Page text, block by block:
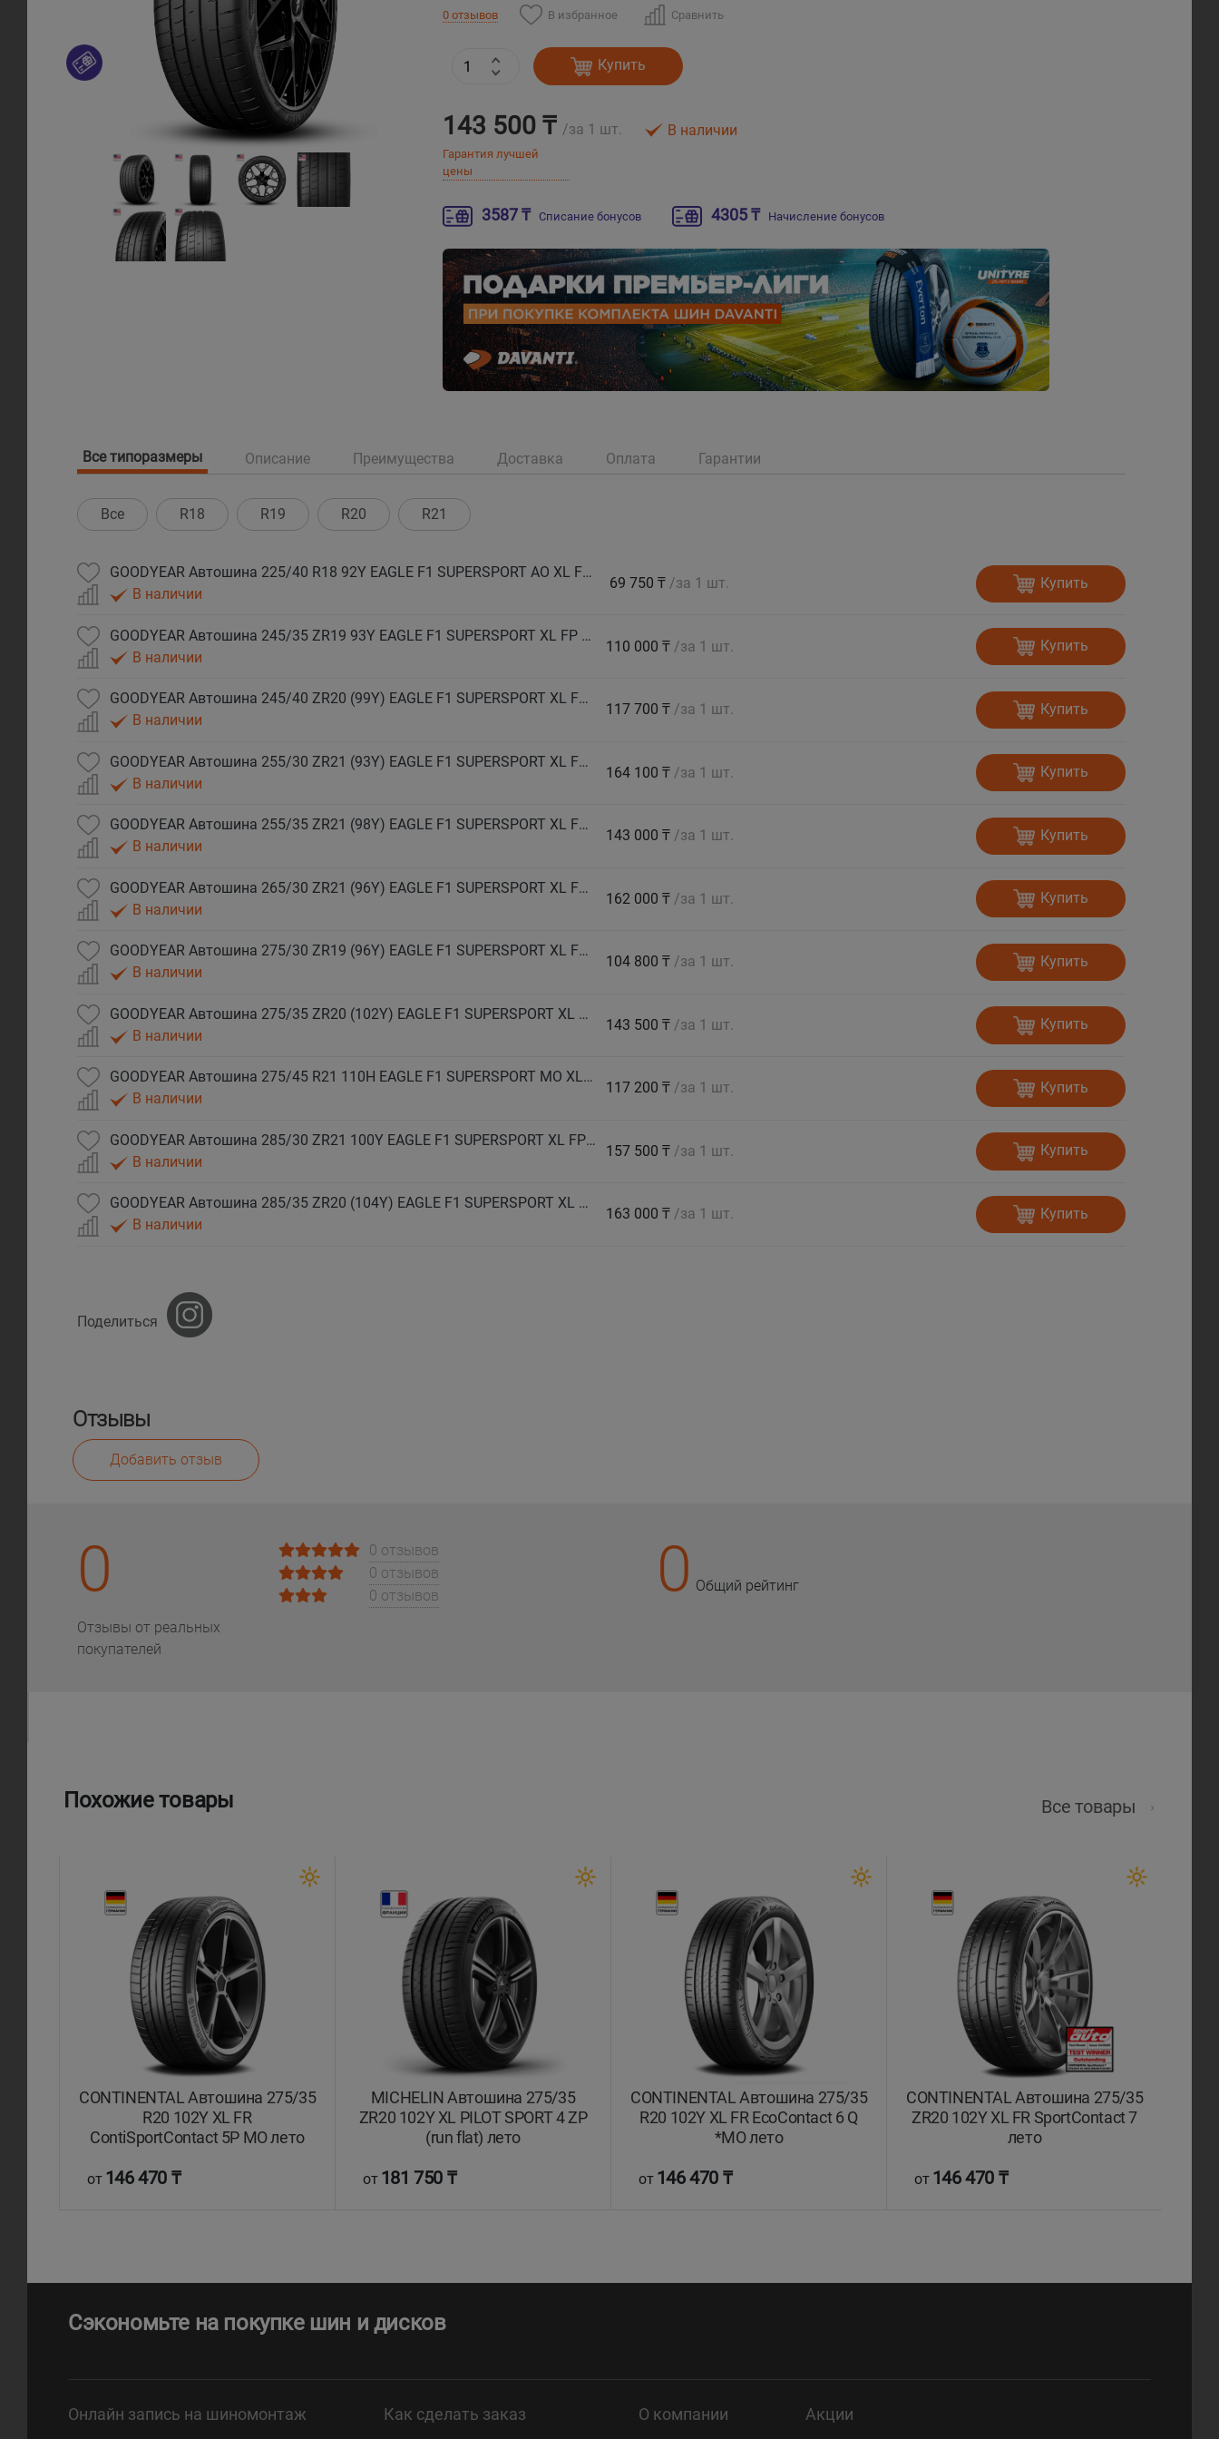
0 отзывов В избранное Сравнить
Купить
143 500 ₸ /за 1 шт.
Гарантия лучшей
цены
В наличии
3587 ₸ Списание бонусов 4305 ₸ Начисление бонусов
Все типоразмеры Описание Преимущества Доставка Оплата Гарантии
Все R18 R19 R20 R21
GOODYEAR Автошина 225/40 R18 92Y EAGLE F1 SUPERSPORT AO XL FP лето
В наличии
69 750 ₸ /за 1 шт. Купить
GOODYEAR Автошина 245/35 ZR19 93Y EAGLE F1 SUPERSPORT XL FP лето
В наличии
110 000 ₸ /за 1 шт. Купить
GOODYEAR Автошина 245/40 ZR20 (99Y) EAGLE F1 SUPERSPORT XL FP лето
В наличии
117 700 ₸ /за 1 шт. Купить
GOODYEAR Автошина 255/30 ZR21 (93Y) EAGLE F1 SUPERSPORT XL FP лето
В наличии
164 100 ₸ /за 1 шт. Купить
GOODYEAR Автошина 255/35 ZR21 (98Y) EAGLE F1 SUPERSPORT XL FP лето
В наличии
143 000 ₸ /за 1 шт. Купить
GOODYEAR Автошина 265/30 ZR21 (96Y) EAGLE F1 SUPERSPORT XL FP лето
В наличии
162 000 ₸ /за 1 шт. Купить
GOODYEAR Автошина 275/30 ZR19 (96Y) EAGLE F1 SUPERSPORT XL FP лето
В наличии
104 800 ₸ /за 1 шт. Купить
GOODYEAR Автошина 275/35 ZR20 (102Y) EAGLE F1 SUPERSPORT XL FP лето
В наличии
143 500 ₸ /за 1 шт. Купить
GOODYEAR Автошина 275/45 R21 110H EAGLE F1 SUPERSPORT MO XL FP лето
В наличии
117 200 ₸ /за 1 шт. Купить
GOODYEAR Автошина 285/30 ZR21 100Y EAGLE F1 SUPERSPORT XL FP лето
В наличии
157 500 ₸ /за 1 шт. Купить
GOODYEAR Автошина 285/35 ZR20 (104Y) EAGLE F1 SUPERSPORT XL FP EV-Ready лето
В наличии
163 000 ₸ /за 1 шт. Купить
Поделиться
Отзывы
Добавить отзыв
0
Отзывы от реальных
покупателей
0 отзывов
0 отзывов
0 отзывов
0 Общий рейтинг
Похожие товары Все товары
CONTINENTAL Автошина 275/35
R20 102Y XL FR
ContiSportContact 5P MO лето
от 146 470 ₸
MICHELIN Автошина 275/35
ZR20 102Y XL PILOT SPORT 4 ZP
(run flat) лето
от 181 750 ₸
CONTINENTAL Автошина 275/35
R20 102Y XL FR EcoContact 6 Q
*MO лето
от 146 470 ₸
CONTINENTAL Автошина 275/35
ZR20 102Y XL FR SportContact 7
лето
от 146 470 ₸
Сэкономьте на покупке шин и дисков
Онлайн запись на шиномонтаж
Как сделать заказ
О компании
Акции